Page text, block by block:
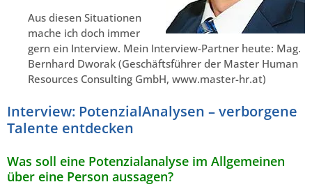
Aus diesen Situationen
mache ich doch immer
gern ein Interview. Mein Interview-Partner heute: Mag.
Bernhard Dworak (Geschäftsführer der Master Human
Resources Consulting GmbH, www.master-hr.at)
Interview: PotenzialAnalysen – verborgene
Talente entdecken
Was soll eine Potenzialanalyse im Allgemeinen
über eine Person aussagen?